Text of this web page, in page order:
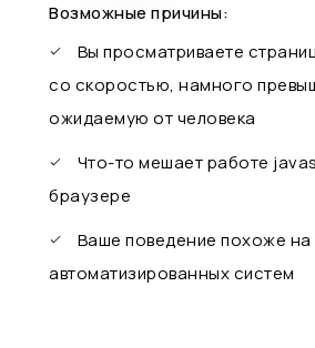
Возможные причины:
Вы просматриваете
со скоростью, намного
ожидаемую от человека
Что-то мешает работе
браузере
Ваше поведение похоже на
автоматизированных систем